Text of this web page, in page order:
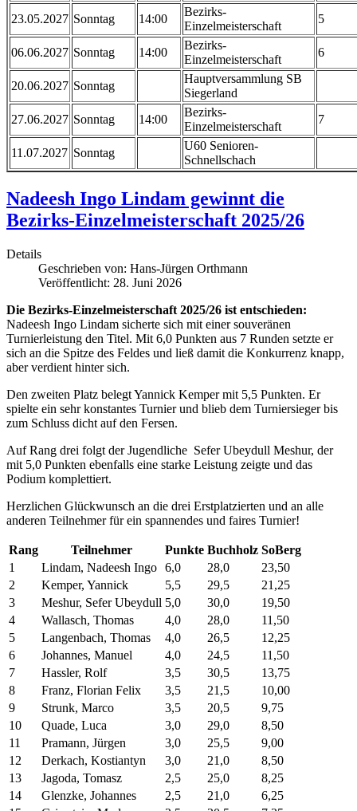
23.05.2027 Sonntag 14:00
Bezirks-
Einzelmeisterschaft
5
06.06.2027 Sonntag 14:00
Bezirks-
Einzelmeisterschaft
6
20.06.2027 Sonntag
Hauptversammlung SB
Siegerland
27.06.2027 Sonntag 14:00
Bezirks-
Einzelmeisterschaft
7
11.07.2027 Sonntag
U60 Senioren-
Schnellschach
Nadeesh Ingo Lindam gewinnt die
Bezirks-Einzelmeisterschaft 2025/26
Details
Geschrieben von: Hans-Jürgen Orthmann
Veröffentlicht: 28. Juni 2026
Die Bezirks-Einzelmeisterschaft 2025/26 ist entschieden:
Nadeesh Ingo Lindam sicherte sich mit einer souveränen
Turnierleistung den Titel. Mit 6,0 Punkten aus 7 Runden setzte er
sich an die Spitze des Feldes und ließ damit die Konkurrenz knapp,
aber verdient hinter sich.
Den zweiten Platz belegt Yannick Kemper mit 5,5 Punkten. Er
spielte ein sehr konstantes Turnier und blieb dem Turniersieger bis
zum Schluss dicht auf den Fersen.
Auf Rang drei folgt der Jugendliche Sefer Ubeydull Meshur, der
mit 5,0 Punkten ebenfalls eine starke Leistung zeigte und das
Podium komplettiert.
Herzlichen Glückwunsch an die drei Erstplatzierten und an alle
anderen Teilnehmer für ein spannendes und faires Turnier!
Rang Teilnehmer Punkte Buchholz SoBerg
1
Lindam, Nadeesh Ingo 6,0 28,0
23,50
2
Kemper, Yannick 5,5 29,5
21,25
3
Meshur, Sefer Ubeydull 5,0 30,0
19,50
4
Wallasch, Thomas 4,0 28,0
11,50
5
Langenbach, Thomas 4,0 26,5
12,25
6
Johannes, Manuel 4,0 24,5
11,50
7
Hassler, Rolf 3,5 30,5
13,75
8
Franz, Florian Felix 3,5 21,5
10,00
9
Strunk, Marco 3,5 20,5
9,75
10
Quade, Luca 3,0 29,0
8,50
11
Pramann, Jürgen 3,0 25,5
9,00
12
Derkach, Kostiantyn 3,0 21,0
8,50
13
Jagoda, Tomasz 2,5 25,0
8,25
14
Glenzke, Johannes 2,5 21,0
6,25